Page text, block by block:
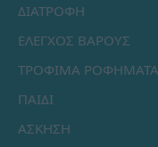
ΔΙΑΤΡΟΦΗ
ΕΛΕΓΧΟΣ ΒΑΡΟΥΣ
ΤΡΟΦΙΜΑ ΡΟΦΗΜΑΤΑ
ΠΑΙΔΙ
ΑΣΚΗΣΗ